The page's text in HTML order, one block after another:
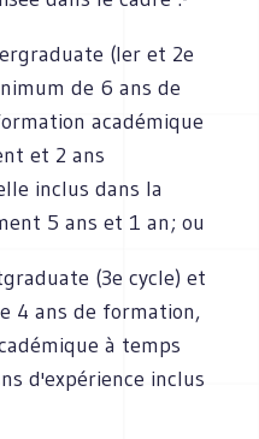
(ler et 2e
de 6 ans de
académique
et 2 ans
inclus dans la
5 ans et 1 an; ou
(3e cycle) et
4 ans de formation,
à temps
d'expérience inclus